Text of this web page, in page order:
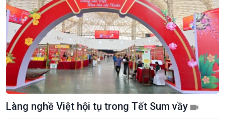
Làng nghề Việt hội tụ trong Tết Sum vầy